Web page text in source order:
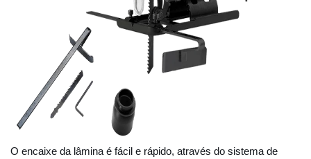
O encaixe da lâmina é fácil e rápido, através do sistema de